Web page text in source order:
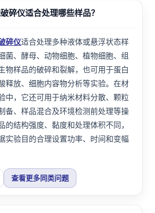
碎仪适合处理哪些样品？
碎仪适合处理多种液体或悬浮状态样
菌、酵母、动物细胞、植物细胞、组
物样品的破碎和裂解，也可用于蛋白
释放、细胞内容物分析等实验。在材
中，它还可用于纳米材料分散、颗粒
备、样品混合及环境检测前处理等操
的结构强度、黏度和处理体积不同，
实验目的合理设置功率、时间和变幅
查看更多同类问题